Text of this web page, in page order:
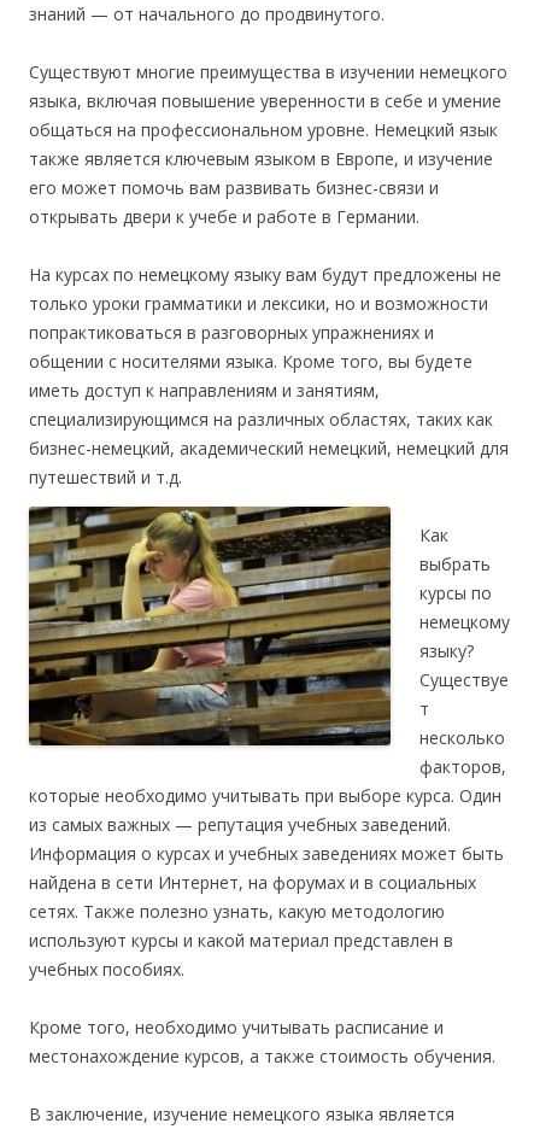
знаний — от начального до продвинутого.
Существуют многие преимущества в изучении немецкого
языка, включая повышение уверенности в себе и умение
общаться на профессиональном уровне. Немецкий язык
также является ключевым языком в Европе, и изучение
его может помочь вам развивать бизнес-связи и
открывать двери к учебе и работе в Германии.
На курсах по немецкому языку вам будут предложены не
только уроки грамматики и лексики, но и возможности
попрактиковаться в разговорных упражнениях и
общении с носителями языка. Кроме того, вы будете
иметь доступ к направлениям и занятиям,
специализирующимся на различных областях, таких как
бизнес-немецкий, академический немецкий, немецкий для
путешествий и т.д.
Как
выбрать
курсы по
немецкому
языку?
Существуе
т
несколько
факторов,
которые необходимо учитывать при выборе курса. Один
из самых важных — репутация учебных заведений.
Информация о курсах и учебных заведениях может быть
найдена в сети Интернет, на форумах и в социальных
сетях. Также полезно узнать, какую методологию
используют курсы и какой материал представлен в
учебных пособиях.
Кроме того, необходимо учитывать расписание и
местонахождение курсов, а также стоимость обучения.
В заключение, изучение немецкого языка является